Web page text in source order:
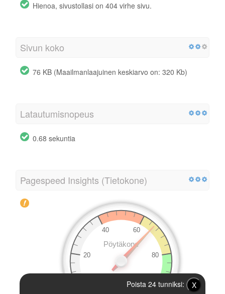
Hienoa, sivustollasi on 404 virhe sivu.
Sivun koko
76 KB (Maailmanlaajuinen keskiarvo on: 320 Kb)
Latautumisnopeus
0.68 sekuntia
Pagespeed Insights (Tietokone)
Poista 24 tunniksi: X